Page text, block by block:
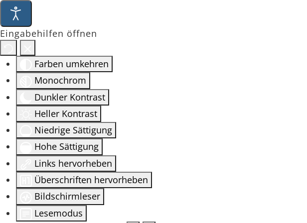
Eingabehilfen öffnen
Farben umkehren
Monochrom
Dunkler Kontrast
Heller Kontrast
Niedrige Sättigung
Hohe Sättigung
Links hervorheben
Überschriften hervorheben
Bildschirmleser
Lesemodus